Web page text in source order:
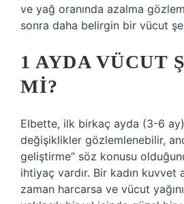
ve yağ oranında azalma
sonra daha belirgin bir vücut
1 AYDA VÜCUT
MI?
Elbette, ilk birkaç ayda (3-6
değişiklikler gözlemlenebilir,
geliştirme” söz konusu
ihtiyaç vardır. Bir kadın kuvvet
zaman harcarsa ve vücut